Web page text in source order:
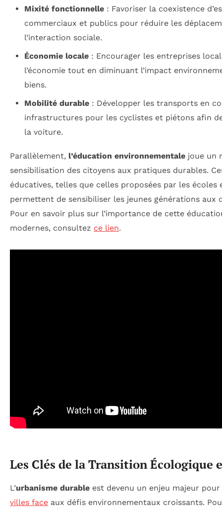
Mixité fonctionnelle: Favoriser la coexistence
commerciaux et publics pour réduire les
l’interaction sociale.
Économie locale: Encourager les entreprises
l’économie tout en diminuant l’impact
biens.
Mobilité durable: Développer les transports en
infrastructures pour les cyclistes et piétons afin
la voiture.
Parallèlement, l’éducation environnementale joue un
sensibilisation des citoyens aux pratiques durables.
éducatives, telles que celles proposées par les écoles
permettent de sensibiliser les jeunes générations aux
Pour en savoir plus sur l’importance de cette
modernes, consultez ce lien.
Les Clés de la Transition Écologique
L’urbanisme durable est devenu un enjeu majeur
villes face aux défis environnementaux croissants.